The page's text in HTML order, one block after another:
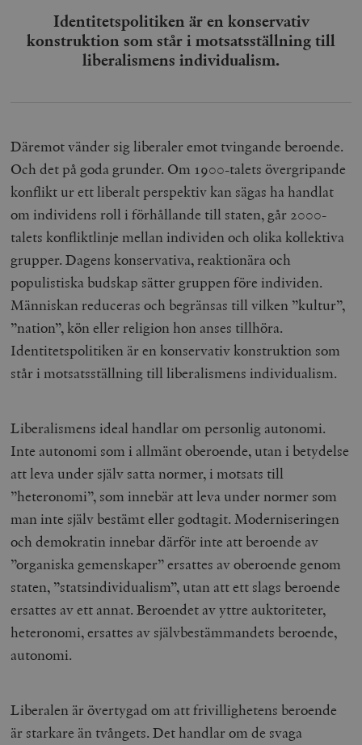
Identitetspolitiken är en konservativ
konstruktion som står i motsatsställning till
liberalismens individualism.
Däremot vänder sig liberaler emot tvingande beroende.
Och det på goda grunder. Om 1900-talets övergripande
konflikt ur ett liberalt perspektiv kan sägas ha handlat
om individens roll i förhållande till staten, går 2000-
talets konfliktlinje mellan individen och olika kollektiva
grupper. Dagens konservativa, reaktionära och
populistiska budskap sätter gruppen före individen.
Människan reduceras och begränsas till vilken ”kultur”,
”nation”, kön eller religion hon anses tillhöra.
Identitetspolitiken är en konservativ konstruktion som
står i motsatsställning till liberalismens individualism.
Liberalismens ideal handlar om personlig autonomi.
Inte autonomi som i allmänt oberoende, utan i betydelse
att leva under själv satta normer, i motsats till
”heteronomi”, som innebär att leva under normer som
man inte själv bestämt eller godtagit. Moderniseringen
och demokratin innebar därför inte att beroende av
”organiska gemenskaper” ersattes av oberoende genom
staten, ”statsindividualism”, utan att ett slags beroende
ersattes av ett annat. Beroendet av yttre auktoriteter,
heteronomi, ersattes av självbestämmandets beroende,
autonomi.
Liberalen är övertygad om att frivillighetens beroende
är starkare än tvångets. Det handlar om de svaga